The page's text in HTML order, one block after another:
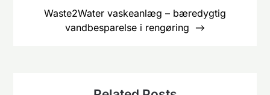
Waste2Water vaskeanlæg – bæredygtig
vandbesparelse i rengøring